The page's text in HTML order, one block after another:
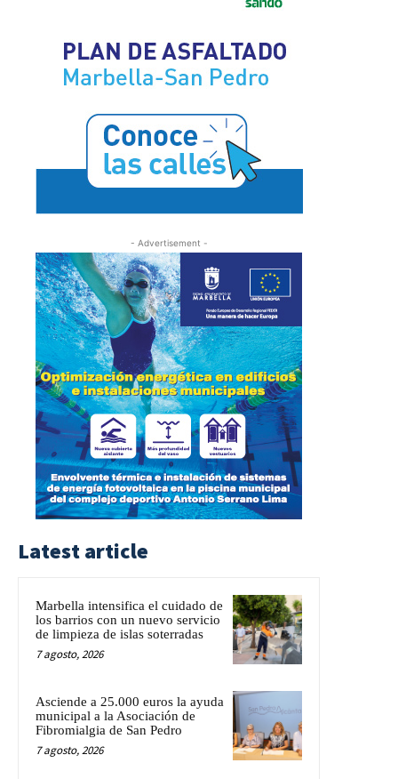
- Advertisement -
Latest article
Marbella intensifica el cuidado de
los barrios con un nuevo servicio
de limpieza de islas soterradas
7 agosto, 2026
Asciende a 25.000 euros la ayuda
municipal a la Asociación de
Fibromialgia de San Pedro
7 agosto, 2026